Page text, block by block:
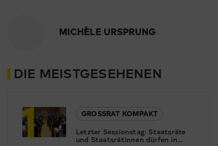
MICHÈLE URSPRUNG
DIE MEISTGESEHENEN
1
GROSSRAT KOMPAKT
Letzter Sessionstag: Staatsräte
und Staatsrätinnen dürfen in